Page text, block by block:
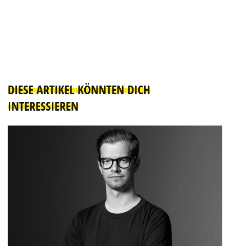
DIESE ARTIKEL KÖNNTEN DICH
INTERESSIEREN